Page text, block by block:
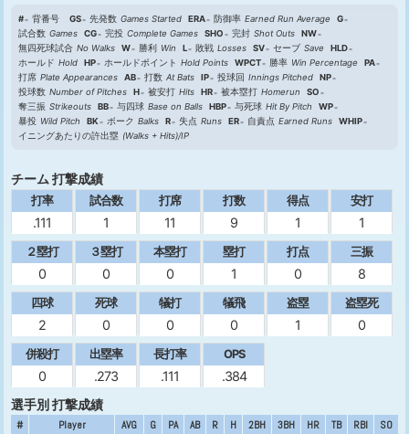
# 背番号 GS 先発数 Games Started ERA 防御率 Earned Run Average
G
試合数 Games CG 完投 Complete Games SHO 完封 Shot Outs
NW
無四死球試合 No Walks W 勝利 Win L 敗戦 Losses SV セーブ Save
HLD
ホールド Hold HP ホールドポイント Hold Points WPCT 勝率 Win Percentage
PA
打席 Plate Appearances AB 打数 At Bats IP 投球回 Innings Pitched
NP
投球数 Number of Pitches H 被安打 Hits HR 被本塁打 Homerun
SO
奪三振 Strikeouts BB 与四球 Base on Balls HBP 与死球 Hit By Pitch
WP
暴投 Wild Pitch BK ボーク Balks R 失点 Runs ER 自責点 Earned Runs
WHIP
イニングあたりの許出塁 (Walks + Hits)/IP
チーム 打撃成績
打率
.111
試合数
1
打席
11
打数
9
得点
1
安打
1
２塁打
0
３塁打
0
本塁打
0
塁打
1
打点
0
三振
8
四球
2
死球
0
犠打
0
犠飛
0
盗塁
1
盗塁死
0
併殺打
0
出塁率
.273
長打率
.111
OPS
.384
選手別 打撃成績
# Player AVG G PA AB R H 2BH 3BH HR TB RBI SO